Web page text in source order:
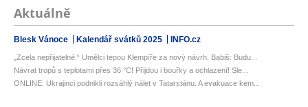
Aktuálně
Blesk Vánoce Kalendář svátků 2025 INFO.cz
„Zcela nepřijatelné.“ Umělci tepou Klempíře za nový návrh. Babiš: Budu...
Návrat tropů s teplotami přes 36 °C! Přijdou i bouřky a ochlazení! Sle...
ONLINE: Ukrajinci podnikli rozsáhlý nálet v Tatarstánu. A evakuace kem...